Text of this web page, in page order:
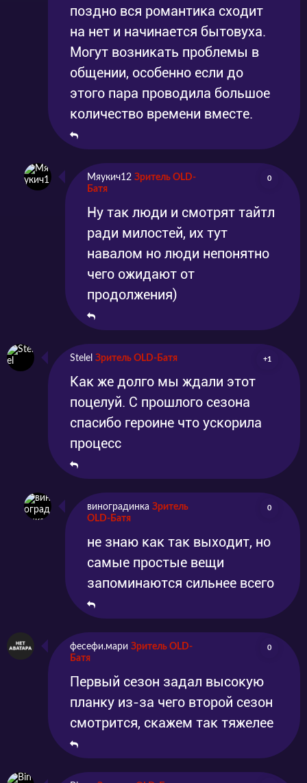
поздно вся романтика сходит
на нет и начинается бытовуха.
Могут возникать проблемы в
общении, особенно если до
этого пара проводила большое
количество времени вместе.
Мяукич12 Зритель OLD-
Батя
0
Ну так люди и смотрят тайтл
ради милостей, их тут
навалом но люди непонятно
чего ожидают от
продолжения)
Stelel Зритель OLD-Батя +1
Как же долго мы ждали этот
поцелуй. С прошлого сезона
спасибо героине что ускорила
процесс
виноградинка Зритель
OLD-Батя
0
не знаю как так выходит, но
самые простые вещи
запоминаются сильнее всего
фесефи.мари Зритель OLD-
Батя
0
Первый сезон задал высокую
планку из-за чего второй сезон
смотрится, скажем так тяжелее